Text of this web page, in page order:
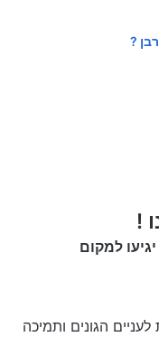
?
!
למקום
הגונים ותמיכה